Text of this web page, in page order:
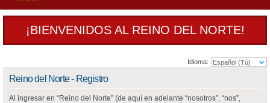
¡BIENVENIDOS AL REINO DEL NORTE!
Idioma:
Reino del Norte - Registro
Al ingresar en “Reino del Norte” (de aquí en adelante “nosotros”, “nos”,